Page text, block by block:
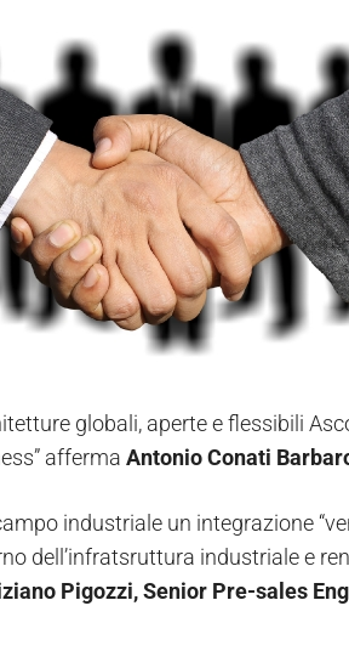
globali, aperte e flessibili
afferma Antonio Conati
industriale un integrazione
dell’infratsruttura industriale e
Pigozzi, Senior Pre-sales